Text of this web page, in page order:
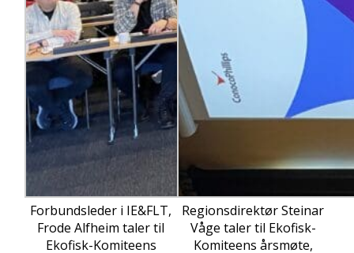
Forbundsleder i IE&FLT,
Frode Alfheim taler til
Ekofisk-Komiteens
Regionsdirektør Steinar
Våge taler til Ekofisk-
Komiteens årsmøte,